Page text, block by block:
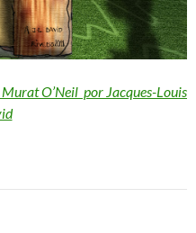
O’Neil por Jacques-Louis